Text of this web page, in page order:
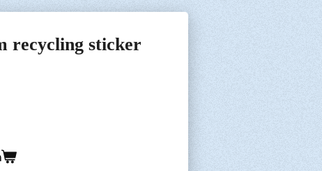
recycling sticker